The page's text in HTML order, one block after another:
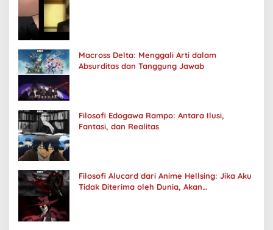
Macross Delta: Menggali Arti dalam
Absurditas dan Tanggung Jawab
Filosofi Edogawa Rampo: Antara Ilusi,
Fantasi, dan Realitas
Filosofi Alucard dari Anime Hellsing: Jika Aku
Tidak Diterima oleh Dunia, Akan